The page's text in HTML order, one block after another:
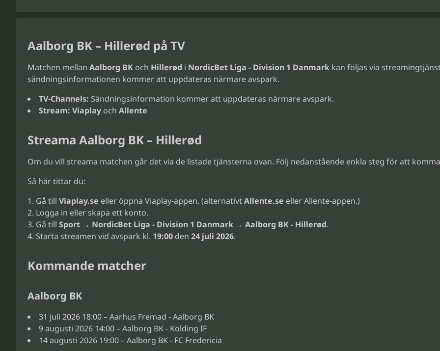
Aalborg BK – Hillerød på TV
Matchen mellan Aalborg BK och Hillerød i NordicBet Liga - Division 1 Danmark kan följas via
sändningsinformationen kommer att uppdateras närmare avspark.
TV-Channels: Sändningsinformation kommer att uppdateras närmare avspark.
Stream: Viaplay och Allente
Streama Aalborg BK – Hillerød
Om du vill streama matchen går det via de listade tjänsterna ovan. Följ nedanstående enkla steg för att
Så här tittar du:
Gå till Viaplay.se eller öppna Viaplay-appen. (alternativtAllente.se eller Allente-appen.)
Logga in eller skapa ett konto.
Gå till Sport → NordicBet Liga - Division 1 Danmark → Aalborg BK - Hillerød.
Starta streamen vid avspark kl. 19:00 den 24 juli 2026.
Kommande matcher
Aalborg BK
31 juli 2026 18:00 – Aarhus Fremad - Aalborg BK
9 augusti 2026 14:00 – Aalborg BK - Kolding IF
14 augusti 2026 19:00 – Aalborg BK - FC Fredericia